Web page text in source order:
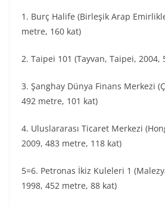
1. Burç Halife (Birleşik Arap
metre, 160 kat)
2. Taipei 101 (Tayvan, Taipei, 2004,
3. Şanghay Dünya Finans Merkezi
492 metre, 101 kat)
4. Uluslararası Ticaret Merkezi
2009, 483 metre, 118 kat)
5=6. Petronas İkiz Kuleleri 1
1998, 452 metre, 88 kat)